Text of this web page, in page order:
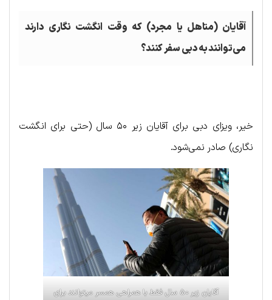
آقایان (متاهل یا مجرد) که وقت انگشت نگاری دارند
می‌توانند به دبی سفر کنند؟
خیر، ویزای دبی برای آقایان زیر ۵۰ سال (حتی برای انگشت
نگاری) صادر نمی‌شود.
آقایان زیر ۵۰ سال فقط با همراهی همسر میتوانند برای